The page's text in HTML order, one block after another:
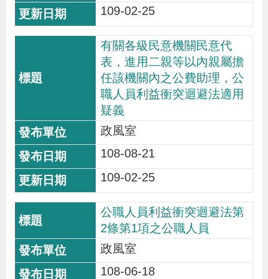
109-02-25
有關各級民意機關民意代
表，進用二親等以內親屬擔
任該機關內之公費助理，公
職人員利益衝突迴避法適用
疑義
政風室
108-08-21
109-02-25
公職人員利益衝突迴避法第
2條第1項之公職人員
政風室
108-06-18